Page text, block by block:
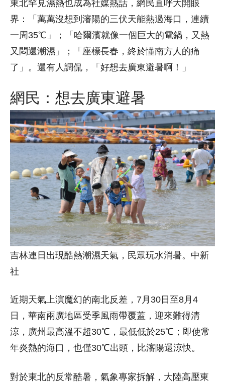
東北罕見濕熱也成為社媒熱話，網民直呼大開眼
界：「萬萬沒想到瀋陽的三伏天能熱過海口，連續
一周35℃」；「哈爾濱就像一個巨大的電鍋，又熱
又悶還潮濕」；「座標長春，終於懂南方人的痛
了」。還有人調侃，「好想去廣東避暑啊！」
網民：想去廣東避暑
吉林連日出現酷熱潮濕天氣，民眾玩水消暑。中新
社
近期天氣上演魔幻的南北反差，7月30日至8月4
日，華南兩廣地區受季風雨帶覆蓋，迎來難得清
涼，廣州最高溫不超30℃，最低低於25℃；即使常
年炎熱的海口，也僅30℃出頭，比瀋陽還涼快。
對於東北的反常酷暑，氣象專家拆解，大陸高壓東